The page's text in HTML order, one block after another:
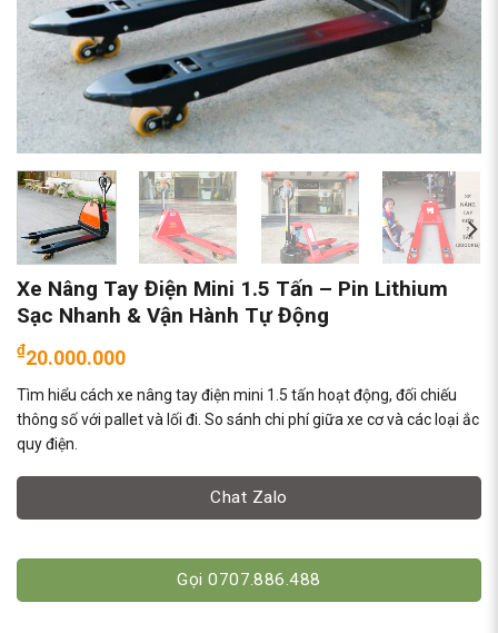
Xe Nâng Tay Điện Mini 1.5 Tấn – Pin Lithium
Sạc Nhanh & Vận Hành Tự Động
₫20.000.000
Tìm hiểu cách xe nâng tay điện mini 1.5 tấn hoạt động, đối chiếu
thông số với pallet và lối đi. So sánh chi phí giữa xe cơ và các loại ắc
quy điện.
Chat Zalo
Gọi 0707.886.488